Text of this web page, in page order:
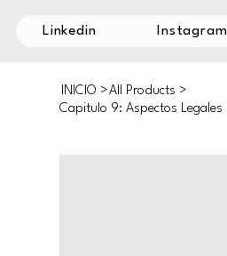
Linkedin Instagram
INICIO >All Products >
Capitulo 9: Aspectos Legales